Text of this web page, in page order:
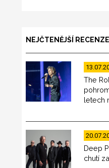
NEJČTENĚJŠÍ RECENZE
The
letech
Deep
chutí